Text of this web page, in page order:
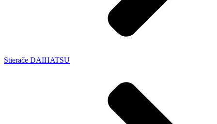
Stierače DAIHATSU